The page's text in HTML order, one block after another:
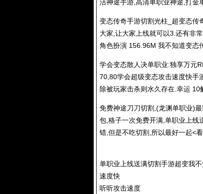
活神途手游,高清单职业神途,打金
变态传奇手游切割光柱_超变态传
大家,让大家上线就可以3.还有非
角色扮演 156.96M 我不知道变态
学会变态散人决单职业:独享万元
70,80学会超级变态攻击速度快手
除被玩家击杀则水久存在.幸运
免费神途刀刀切割,(龙渊单职业)
包,格子一次免费开满,单职业上线
错,但是不吃切割,所以最好一起<
单职业上线送满切割手游超变我
速度快
听听攻击速度